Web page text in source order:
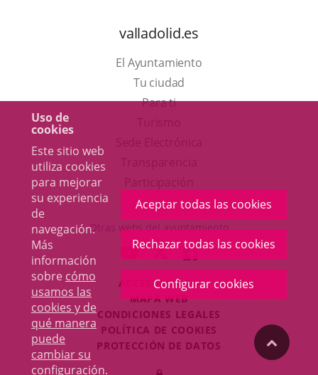
Uso de
cookies
Este sitio web
utiliza cookies
para mejorar
su experiencia
de
navegación.
Más
información
sobre cómo
usamos las
cookies y de
qué manera
puede
cambiar su
configuración.
Aceptar todas las cookies
Rechazar todas las cookies
Configurar cookies
valladolid.es
El Ayuntamiento
Tu ciudad
Para ti
en
una
ventana
nueva.
aplicación
externa.
Otras webs del ayuntamiento
ENLACE
A
UNA
APLICACIÓN
EXTERNA.
ENLACE
A
UNA
APLICACIÓN
EXTERNA.
ENLACE
A
UNA
EXTERNA.
ACCESIBILIDAD
MAPA WEB
CONDICIONES LEGALES
POLÍTICA DE COOKIES
PROTECCIÓN DE DATOS
Iniciar
"Volver